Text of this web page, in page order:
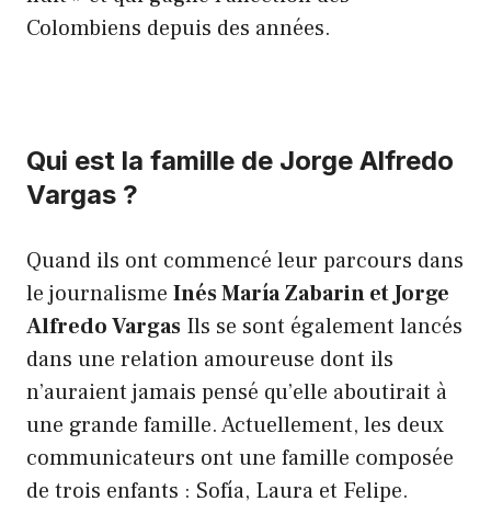
Colombiens depuis des années.
Qui est la famille de Jorge Alfredo
Vargas ?
Quand ils ont commencé leur parcours dans
le journalisme Inés María Zabarin et Jorge
Alfredo Vargas Ils se sont également lancés
dans une relation amoureuse dont ils
n’auraient jamais pensé qu’elle aboutirait à
une grande famille. Actuellement, les deux
communicateurs ont une famille composée
de trois enfants : Sofía, Laura et Felipe.